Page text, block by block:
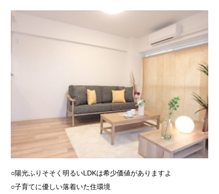
○陽光ふりそそく明るいLDKは希少価値がありますよ
○子育てに優しい落着いた住環境